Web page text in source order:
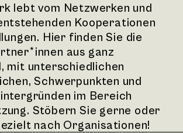
lebt vom Netzwerken und
Kooperationen
Hier finden Sie die
aus ganz
mit unterschiedlichen
Schwerpunkten und
im Bereich
Stöbern Sie gerne oder
nach Organisationen!